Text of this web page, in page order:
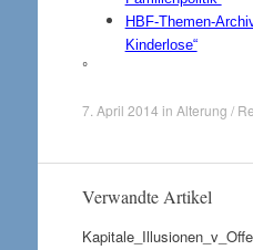
HBF-Themen-
Kinderlose“
°
7. April 2014 in Alterung /
Verwandte Artikel